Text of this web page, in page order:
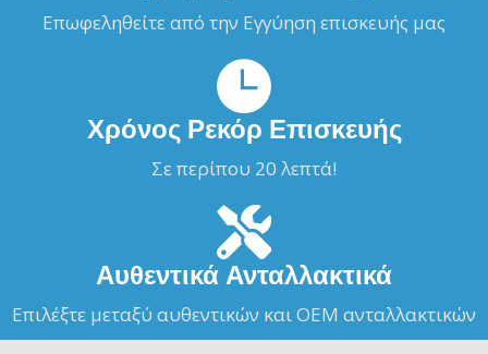
Επωφεληθείτε από την Εγγύηση επισκευής μας
Χρόνος Ρεκόρ Επισκευής
Σε περίπου 20 λεπτά!
Αυθεντικά Ανταλλακτικά
Επιλέξτε μεταξύ αυθεντικών και ΟΕΜ ανταλλακτικών